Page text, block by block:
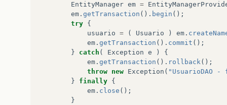
EntityManager em =
em . getTransaction (). begin ();
try {
usuario = ( Usuario ) em .
em . getTransaction (). commit ();
}
catch ( Exception e )
{
em . getTransaction (). rollback();
throw new Exception ( "UsuarioDAO
}
finally {
em . close ();
}